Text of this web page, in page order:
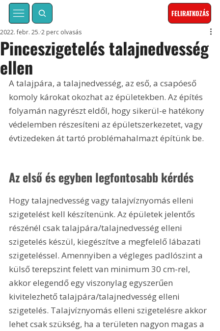
FELIRATKOZÁS
Pinceszigetelés talajnedvesség
ellen
2022. febr. 25. 2 perc olvasás
A talajpára, a talajnedvesség, az eső, a csapóeső
komoly károkat okozhat az épületekben. Az építés
folyamán nagyrészt eldől, hogy sikerül-e hatékony
védelemben részesíteni az épületszerkezetet, vagy
évtizedeken át tartó problémahalmazt építünk be.
Az első és egyben legfontosabb kérdés
Hogy talajnedvesség vagy talajvíznyomás elleni
szigetelést kell készítenünk. Az épületek jelentős
részénél csak talajpára/talajnedvesség elleni
szigetelés készül, kiegészítve a megfelelő lábazati
szigeteléssel. Amennyiben a végleges padlószint a
külső terepszint felett van minimum 30 cm-rel,
akkor elegendő egy viszonylag egyszerűen
kivitelezhető talajpára/talajnedvesség elleni
szigetelés. Talajvíznyomás elleni szigetelésre akkor
lehet csak szükség, ha a területen nagyon magas a